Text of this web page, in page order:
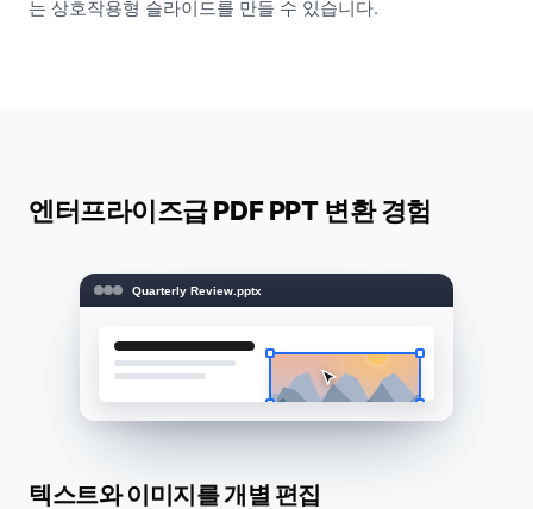
는 상호작용형 슬라이드를 만들 수 있습니다.
엔터프라이즈급 PDF PPT 변환 경험
Quarterly Review.pptx
텍스트와 이미지를 개별 편집